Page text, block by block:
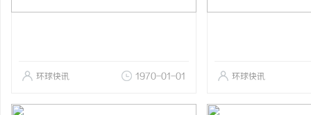
环球快讯 1970-01-01 环球快讯